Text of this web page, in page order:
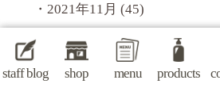
staff blog shop menu products
2021年11月 (45)
2021年10月(43)